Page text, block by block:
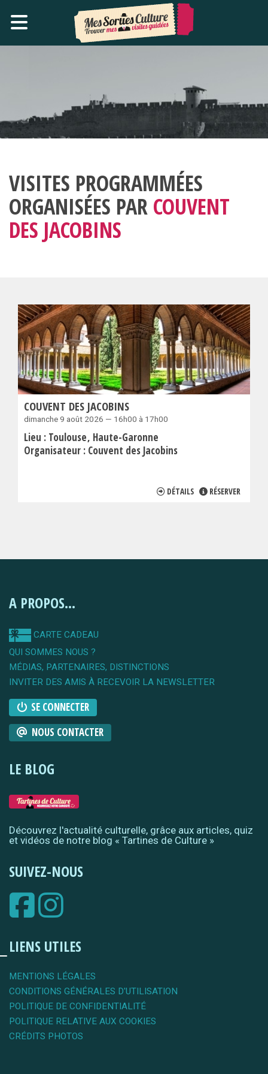
VISITES PROGRAMMÉES
ORGANISÉES PAR COUVENT
DES JACOBINS
COUVENT DES JACOBINS
dimanche 9 août 2026 — 16h00 à 17h00
Lieu : Toulouse Haute-Garonne
Organisateur : Couvent des Jacobins
DÉTAILS RÉSERVER
A PROPOS...
CARTE CADEAU
QUI SOMMES NOUS ?
MÉDIAS, PARTENAIRES, DISTINCTIONS
INVITER DES AMIS À RECEVOIR LA NEWSLETTER
SE CONNECTER
NOUS CONTACTER
LE BLOG
Découvrez l'actualité culturelle, grâce aux articles, quiz
et vidéos de notre blog « Tartines de Culture »
SUIVEZ-NOUS
LIENS UTILES
MENTIONS LÉGALES
CONDITIONS GÉNÉRALES D'UTILISATION
POLITIQUE DE CONFIDENTIALITÉ
POLITIQUE RELATIVE AUX COOKIES
CRÉDITS PHOTOS